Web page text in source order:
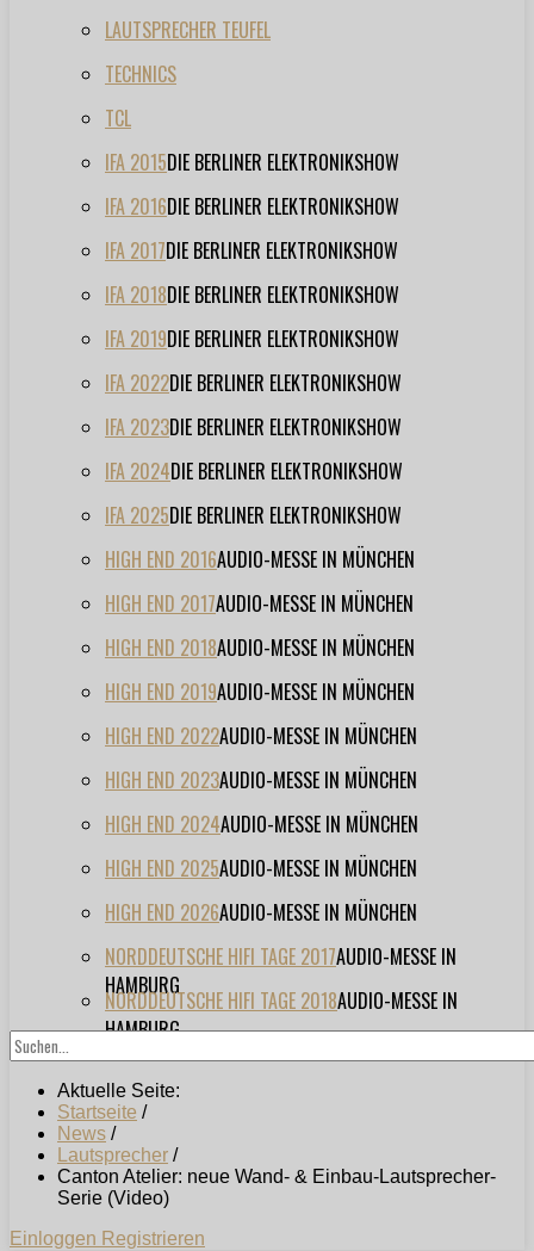
LAUTSPRECHER TEUFEL
TECHNICS
TCL
IFA 2015DIE BERLINER ELEKTRONIKSHOW
IFA 2016DIE BERLINER ELEKTRONIKSHOW
IFA 2017DIE BERLINER ELEKTRONIKSHOW
IFA 2018DIE BERLINER ELEKTRONIKSHOW
IFA 2019DIE BERLINER ELEKTRONIKSHOW
IFA 2022DIE BERLINER ELEKTRONIKSHOW
IFA 2023DIE BERLINER ELEKTRONIKSHOW
IFA 2024DIE BERLINER ELEKTRONIKSHOW
IFA 2025DIE BERLINER ELEKTRONIKSHOW
HIGH END 2016AUDIO-MESSE IN MÜNCHEN
HIGH END 2017AUDIO-MESSE IN MÜNCHEN
HIGH END 2018AUDIO-MESSE IN MÜNCHEN
HIGH END 2019AUDIO-MESSE IN MÜNCHEN
HIGH END 2022AUDIO-MESSE IN MÜNCHEN
HIGH END 2023AUDIO-MESSE IN MÜNCHEN
HIGH END 2024AUDIO-MESSE IN MÜNCHEN
HIGH END 2025AUDIO-MESSE IN MÜNCHEN
HIGH END 2026AUDIO-MESSE IN MÜNCHEN
NORDDEUTSCHE HIFI TAGE 2017AUDIO-MESSE IN
HAMBURG
NORDDEUTSCHE HIFI TAGE 2018AUDIO-MESSE IN
HAMBURG
Aktuelle Seite:
Startseite /
News /
Lautsprecher /
Canton Atelier: neue Wand- & Einbau-Lautsprecher-
Serie (Video)
Einloggen Registrieren